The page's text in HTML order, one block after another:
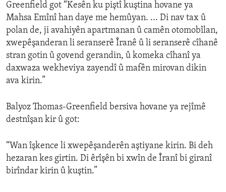
Greenfield got “Kesên ku piştî kuştina hovane ya
Mahsa Emînî han daye me hemûyan. ... Di nav tax û
polan de, ji avahiyên apartmanan û camên otomobîlan,
xwepêşanderan li seranserê Îranê û li seranserê cîhanê
stran gotin û govend gerandin, û komeka cîhanî ya
daxwaza wekheviya zayendî û mafên mirovan dikin
ava kirin.”
Balyoz Thomas-Greenfield bersiva hovane ya rejîmê
destnîşan kir û got:
“Wan îşkence li xwepêşanderên aştiyane kirin. Bi deh
hezaran kes girtin. Di êrîşên bi xwîn de Îranî bi giranî
birîndar kirin û kuştin.”